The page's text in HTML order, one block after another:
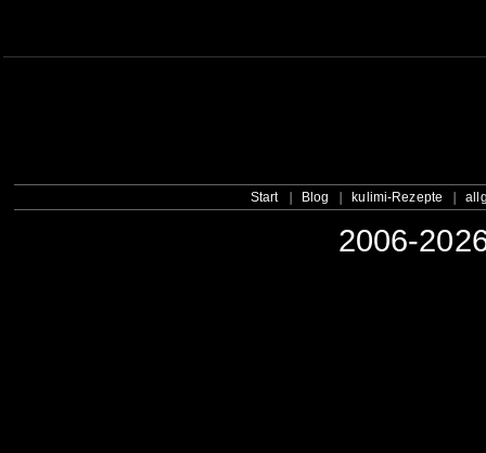
Start Blog kulimi-Rezepte
2006-